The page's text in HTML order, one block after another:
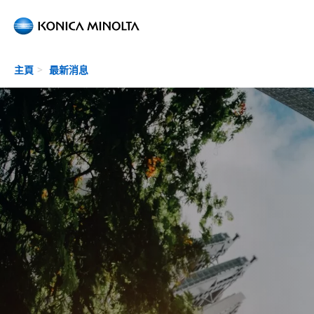
Skip to main content
主頁 最新消息